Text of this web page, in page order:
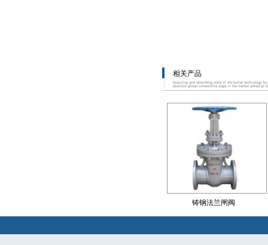
相关产品
铸钢法兰闸阀